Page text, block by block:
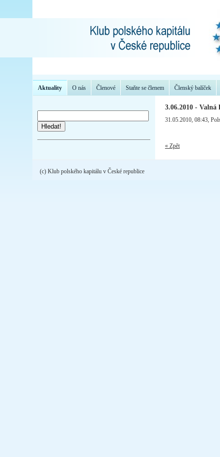
Aktuality O nás Členové Staňte se členem Členský balíček
Hledat!
3.06.2010 -
31.05.2010, 08:43,
« Zpět
(c) Klub polského kapitálu v České republice